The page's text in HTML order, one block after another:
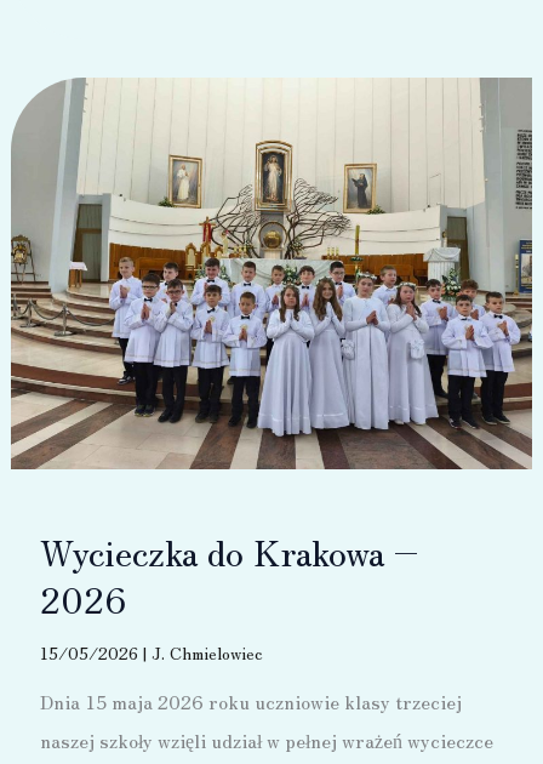
–
2026
Wycieczka do Krakowa –
2026
15/05/2026 | J. Chmielowiec
Dnia 15 maja 2026 roku uczniowie klasy trzeciej
naszej szkoły wzięli udział w pełnej wrażeń wycieczce